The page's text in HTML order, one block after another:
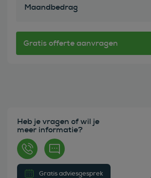
Maandbedrag
Heb je vragen of wil je
meer informatie?
Gratis adviesgesprek